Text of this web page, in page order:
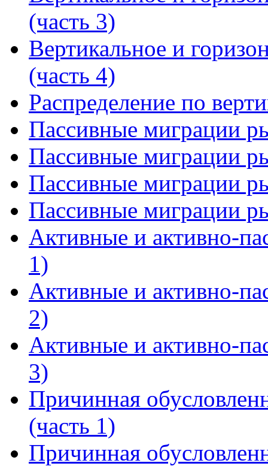
(часть 3)
Вертикальное и
(часть 4)
Распределение по
Пассивные миграции
Пассивные миграции
Пассивные миграции
Пассивные миграции
Активные и активно-
1)
Активные и активно-
2)
Активные и активно-
3)
Причинная
(часть 1)
Причинная